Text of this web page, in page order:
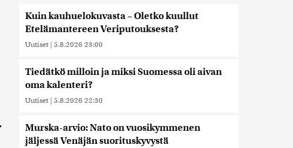
Kuin kauhuelokuvasta – Oletko kuullut
Etelämantereen Veriputouksesta?
Uutiset | 5.8.2026 23:00
Tiedätkö milloin ja miksi Suomessa oli aivan
oma kalenteri?
Uutiset | 5.8.2026 22:30
Murska-arvio: Nato on vuosikymmenen
jäljessä Venäjän suorituskyvystä